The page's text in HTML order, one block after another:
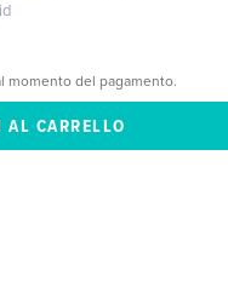
momento del pagamento.